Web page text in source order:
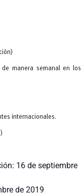
manera semanal en los
internacionales.
16 de septiembre
de 2019